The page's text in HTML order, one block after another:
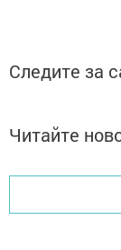
Следите за
Читайте